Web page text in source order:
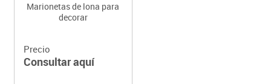
Marionetas de lona para
decorar
Precio
Consultar aquí